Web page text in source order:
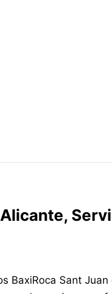
BaxiRoca Sant